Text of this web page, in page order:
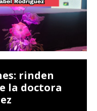
rinden
la doctora